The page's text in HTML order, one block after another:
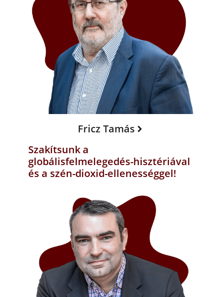
Fricz Tamás
Szakítsunk a
globálisfelmelegedés-hisztériával
és a szén-dioxid-ellenességgel!